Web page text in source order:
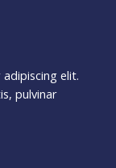
elit.
pulvinar